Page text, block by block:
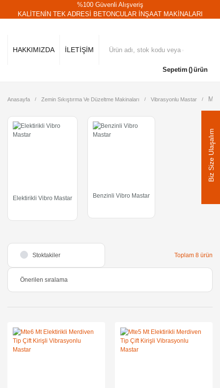
%100 Güvenli Alışveriş
KALİTENİN TEK ADRESİ BETONCULAR İNŞAAT MAKİNALARI
HAKKIMIZDA İLETİŞİM
Sepetim ürün
Anasayfa Zemin Sıkıştırma Ve Düzeltme Makinaları Vibrasyonlu Mastar
Elektirikli Vibro Mastar Benzinli Vibro Mastar
Stoktakiler Toplam 8 ürün
Biz Size Ulaşalım